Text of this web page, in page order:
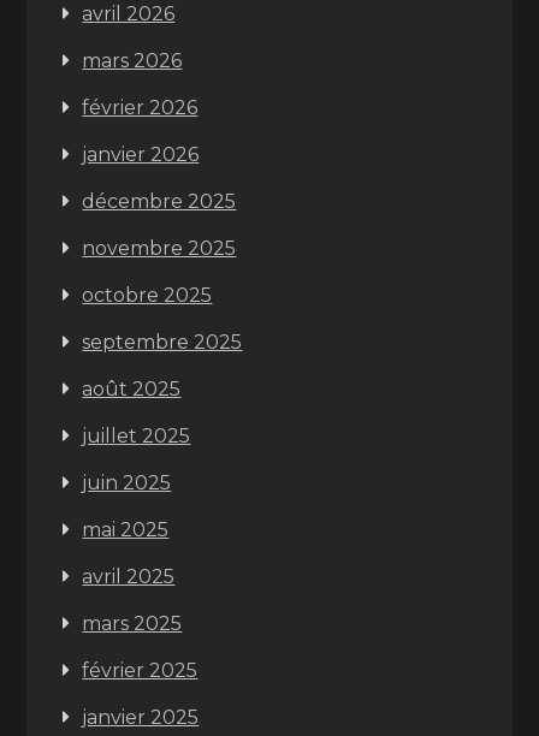
avril 2026
mars 2026
février 2026
janvier 2026
décembre 2025
novembre 2025
octobre 2025
septembre 2025
août 2025
juillet 2025
juin 2025
mai 2025
avril 2025
mars 2025
février 2025
janvier 2025